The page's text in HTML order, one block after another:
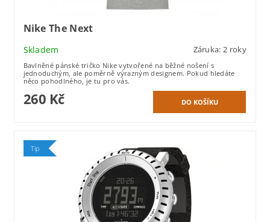
Nike The Next
Skladem Záruka: 2 roky
Bavlněné pánské tričko Nike vytvořené na běžné nošení s
jednoduchým, ale poměrně výrazným designem. Pokud hledáte
něco pohodlného, je tu pro vás.
260 Kč
Tip